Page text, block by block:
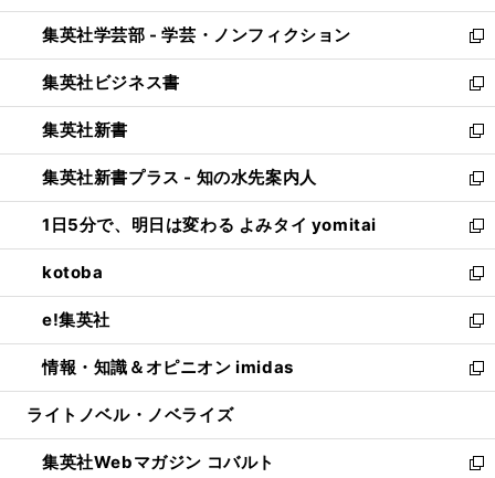
開
く
ウ
で
開
く
ン
ド
ウ
で
開
く
ウ
ィ
ン
ド
ウ
で
開
く
集英社学芸部 - 学芸・ノンフィクション
新
し
い
ウ
ィ
ン
ド
ウ
で
開
く
集英社ビジネス書
新
し
い
ウ
ィ
ン
ド
ウ
で
開
く
集英社新書
新
し
い
ウ
ィ
ン
ド
ウ
で
開
く
集英社新書プラス - 知の水先案内人
新
し
い
ウ
ィ
ン
ド
ウ
で
開
1日5分で、明日は変わる よみタイ yomitai
新
し
い
ウ
ィ
ン
ド
ウ
開
く
kotoba
新
し
い
ウ
ィ
ン
ウ
で
e!集英社
新
し
い
ウ
ン
ド
情報・知識＆オピニオン imidas
新
し
ウ
ィ
ライトノベル・ノベライズ
集英社Webマガジン コバルト
新